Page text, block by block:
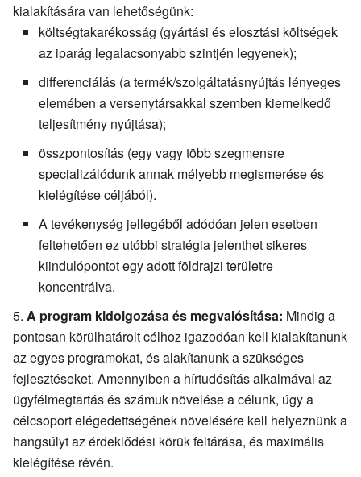
kialakítására van lehetőségünk:
költségtakarékosság (gyártási és elosztási költségek
az iparág legalacsonyabb szintjén legyenek);
differenciálás (a termék/szolgáltatásnyújtás lényeges
elemében a versenytársakkal szemben kiemelkedő
teljesítmény nyújtása);
összpontosítás (egy vagy több szegmensre
specializálódunk annak mélyebb megismerése és
kielégítése céljából).
A tevékenység jellegéből adódóan jelen esetben
feltehetően ez utóbbi stratégia jelenthet sikeres
kiindulópontot egy adott földrajzi területre
koncentrálva.
A program kidolgozása és megvalósítása: Mindig a
pontosan körülhatárolt célhoz igazodóan kell kialakítanunk
az egyes programokat, és alakítanunk a szükséges
fejlesztéseket. Amennyiben a hírtudósítás alkalmával az
ügyfélmegtartás és számuk növelése a célunk, úgy a
célcsoport elégedettségének növelésére kell helyeznünk a
hangsúlyt az érdeklődési körük feltárása, és maximális
kielégítése révén.